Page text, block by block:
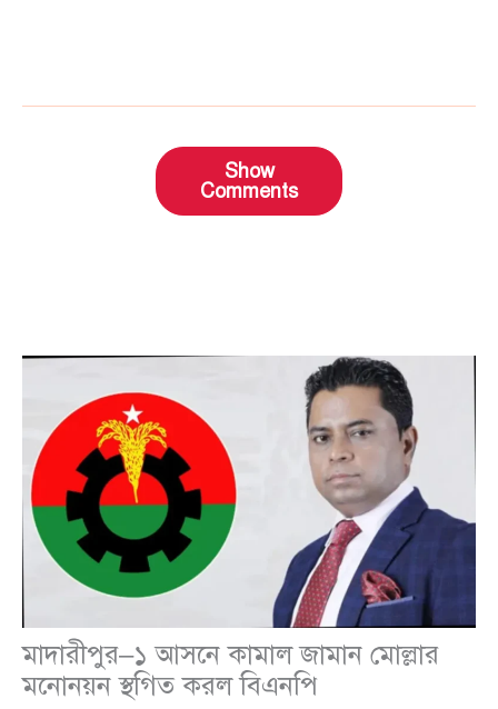
Show
Comments
মাদারীপুর–১ আসনে কামাল জামান মোল্লার
মনোনয়ন স্থগিত করল বিএনপি